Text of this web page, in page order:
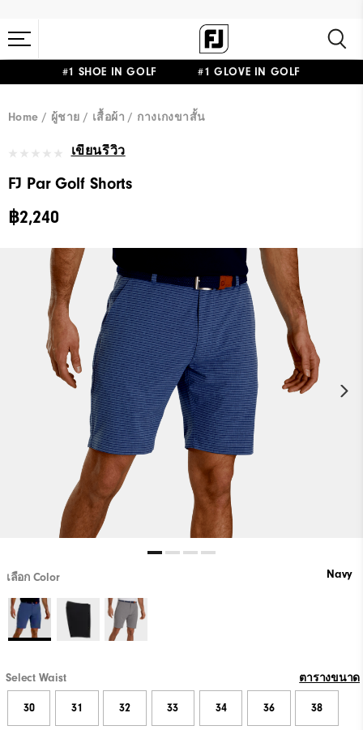
#1 SHOE IN GOLF #1 GLOVE IN GOLF
Home ผู้ชาย เสื้อผ้า กางเกงขาสั้น
เขียนรีวิว
FJ Par Golf Shorts
฿2,240
เลือก Color Navy
Select Waist ตารางขนาด
30 31 32 33 34 36 38